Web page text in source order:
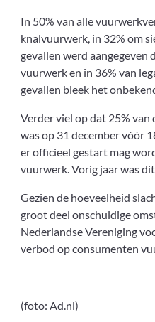
In 50% van alle
knalvuurwerk, in 32% om
gevallen werd aangegeven
vuurwerk en in 36% van
gevallen bleek het
Verder viel op dat 25% van
was op 31 december vóór
er officieel gestart mag
vuurwerk. Vorig jaar was
Gezien de hoeveelheid
groot deel onschuldige
Nederlandse Vereniging
verbod op consumenten
(foto: Ad.nl)